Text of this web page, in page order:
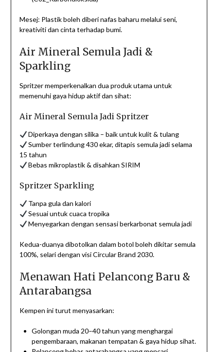
Mesej: Plastik boleh diberi nafas baharu melalui seni,
kreativiti dan cinta terhadap bumi.
Air Mineral Semula Jadi &
Sparkling
Spritzer memperkenalkan dua produk utama untuk
memenuhi gaya hidup aktif dan sihat:
Air Mineral Semula Jadi Spritzer
Diperkaya dengan silika – baik untuk kulit & tulang
Sumber terlindung 430 ekar, ditapis semula jadi selama
15 tahun
Bebas mikroplastik & disahkan SIRIM
Spritzer Sparkling
Tanpa gula dan kalori
Sesuai untuk cuaca tropika
Menyegarkan dengan sensasi berkarbonat semula jadi
Kedua-duanya dibotolkan dalam botol boleh dikitar semula
100%, selari dengan visi Circular Brand 2030.
Menawan Hati Pelancong Baru &
Antarabangsa
Kempen ini turut menyasarkan:
Golongan muda 20–40 tahun yang menghargai
pengembaraan, makanan tempatan & gaya hidup sihat.